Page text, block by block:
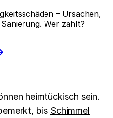
– Ursachen,
Wer zahlt?
heimtückisch sein.
bis Schimmel